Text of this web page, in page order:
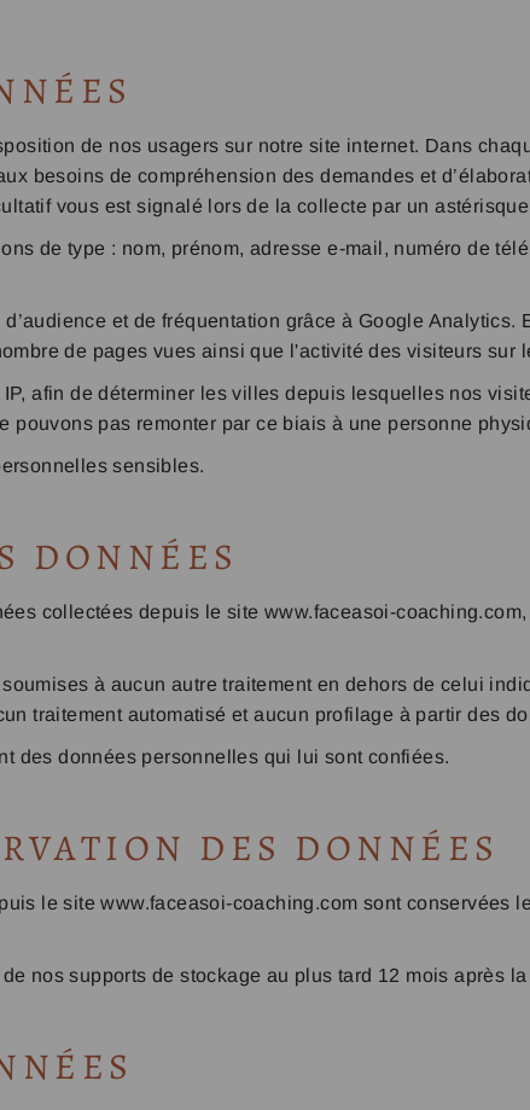
de nos usagers sur notre site internet. Dans
besoins de compréhension des demandes et
vous est signalé lors de la collecte par un
de type : nom, prénom, adresse e-mail, numéro de
et de fréquentation grâce à Google Analytics.
de pages vues ainsi que l'activité des visiteurs sur
afin de déterminer les villes depuis lesquelles nos
pouvons pas remonter par ce biais à une personne
sensibles.
DONNÉES
collectées depuis le site www.faceasoi-
à aucun autre traitement en dehors de celui
traitement automatisé et aucun profilage à partir des
des données personnelles qui lui sont confiées.
DES DONNÉES
le site www.faceasoi-coaching.com sont conservées
nos supports de stockage au plus tard 12 mois après